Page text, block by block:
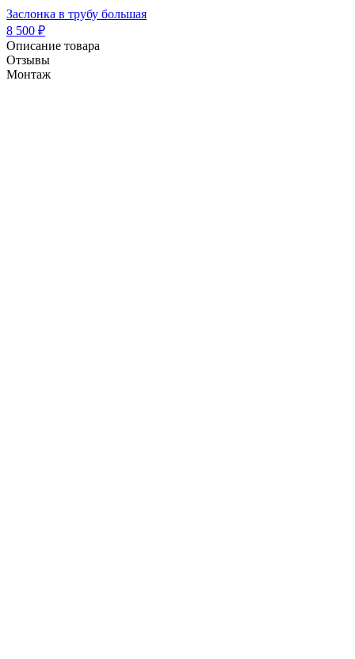
Заслонка в трубу большая
8 500 ₽
Описание товара
Отзывы
Монтаж